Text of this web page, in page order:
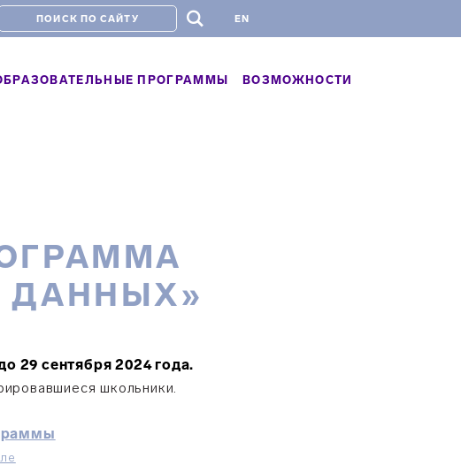
# EN
ПРОГРАММЫ ВОЗМОЖНОСТИ
ДАННЫХ»
29 сентября 2024 года.
школьники.